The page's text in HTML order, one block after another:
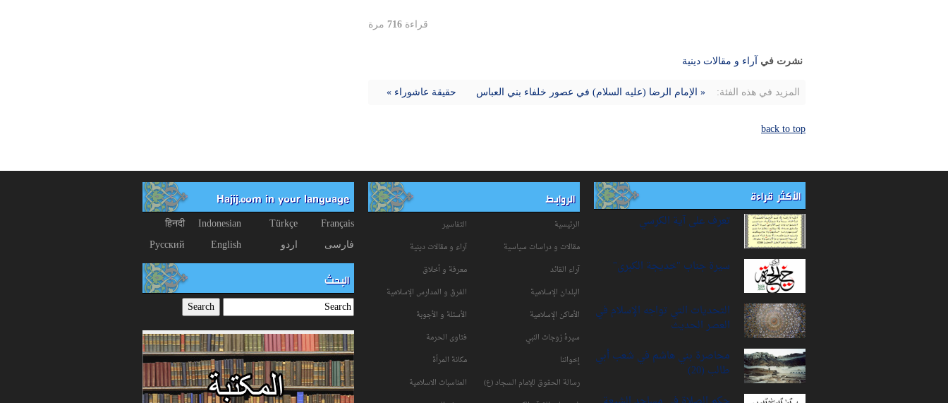
قراءة 716 مرة
نشرت في آراء و مقالات دينية
المزيد في هذه الفئة: « الإمام الرضا (عليه السلام) في عصور خلفاء بني العباس حقيقة عاشوراء »
back to top
الأكثر قراءة
تعرف على آية الكرسي
سيرة‌ جناب "خديجة‌ الكبرى"
التحديات التي تواجه الإسلام في
العصر الحديث
محاصرة بني هاشم في شعب أبي
طالب (20)
الروابط
الرئيسية
التفاسیر
مقالات و دراسات سياسية
آراء و مقالات دينية
آراء القائد
معرفة و أخلاق
البلدان الإسلامية
الفرق و المدارس الإسلامية
الأماكن الإسلامية
الأسئلة و الأجوبة
سیرۀ زوجات النبي
فتاوی الحرمة
إخواننا
مكانة‌ المرأة
رسالة الحقوق للإمام السجاد (ع)
المناسبات الاسلامیة
Hajij.com in your language
Français
Türkçe
Indonesian
हिनदी
فارسی
اردو English
Русский
البحث